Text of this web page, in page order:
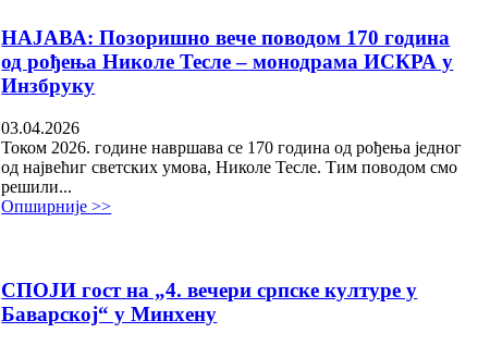
НАЈАВА: Позоришно вече поводом 170 година
од рођења Николе Тесле – монодрама ИСКРА у
Инзбруку
03.04.2026
Током 2026. године навршава се 170 година од рођења једног
од највећиг светских умова, Николе Тесле. Тим поводом смо
решили...
Опширније >>
СПОЈИ гост на „4. вечери српске културе у
Баварској“ у Минхену